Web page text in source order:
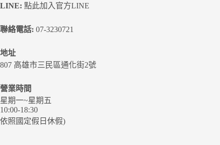
LINE: 點此加入官方LINE
聯絡電話: 07-3230721
地址
807 高雄市三民區通化街2號
營業時間
星期一~星期五
10:00-18:30
依照國定假日休假)